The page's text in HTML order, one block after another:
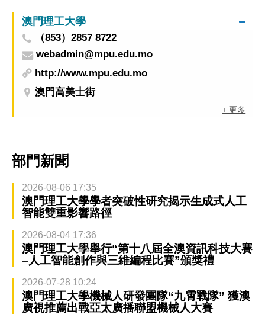
活動
澳門理工大學
（853）2857 8722
webadmin@mpu.edu.mo
http://www.mpu.edu.mo
澳門高美士街
+ 更多
部門新聞
2026-08-06 17:35
澳門理工大學學者突破性研究揭示生成式人工
智能雙重影響路徑
2026-08-04 17:36
澳門理工大學舉行“第十八屆全澳資訊科技大賽
–人工智能創作與三維編程比賽”頒獎禮
2026-07-28 10:24
澳門理工大學機械人研發團隊“九霄戰隊” 獲澳
廣視推薦出戰亞太廣播聯盟機械人大賽